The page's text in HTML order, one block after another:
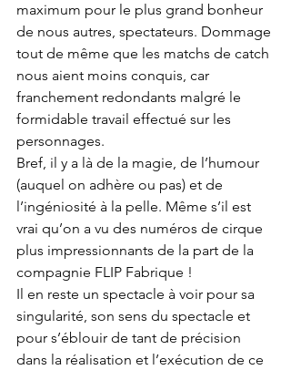
maximum pour le plus grand bonheur
de nous autres, spectateurs. Dommage
tout de même que les matchs de catch
nous aient moins conquis, car
franchement redondants malgré le
formidable travail effectué sur les
personnages.
Bref, il y a là de la magie, de l’humour
(auquel on adhère ou pas) et de
l’ingéniosité à la pelle. Même s’il est
vrai qu’on a vu des numéros de cirque
plus impressionnants de la part de la
compagnie FLIP Fabrique !
Il en reste un spectacle à voir pour sa
singularité, son sens du spectacle et
pour s’éblouir de tant de précision
dans la réalisation et l’exécution de ce